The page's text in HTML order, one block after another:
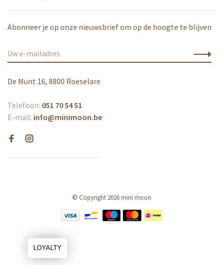
Abonneer je op onze nieuwsbrief om op de hoogte te blijven
De Munt 16, 8800 Roeselare
Telefoon: 051 70 54 51
E-mail: info@minimoon.be
© Copyright 2026 mini moon
LOYALTY